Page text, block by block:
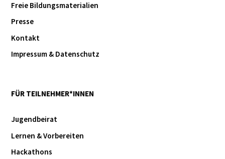
Freie Bildungsmaterialien
Presse
Kontakt
Impressum & Datenschutz
FÜR TEILNEHMER*INNEN
Jugendbeirat
Lernen & Vorbereiten
Hackathons